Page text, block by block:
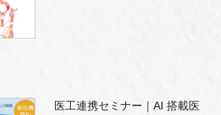
医工連携セミナー｜AI 搭載医